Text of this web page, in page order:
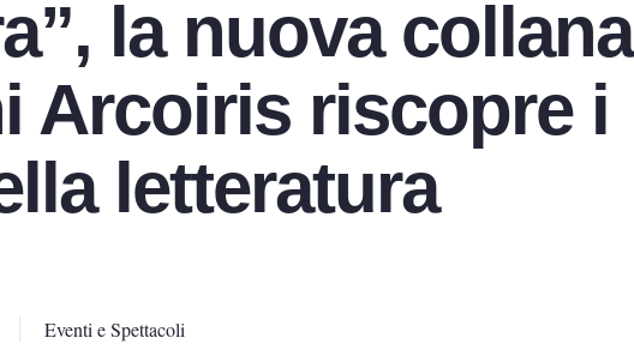
la nuova collana
Arcoiris riscopre i
letteratura
Eventi e Spettacoli